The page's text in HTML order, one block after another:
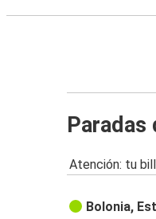
Paradas
Atención: tu
Bolonia,